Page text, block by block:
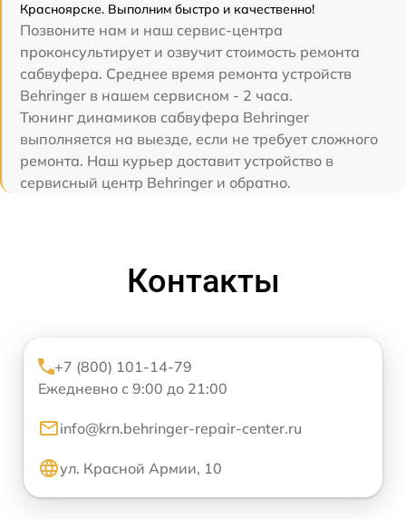
Красноярске. Выполним быстро и качественно!
Позвоните нам и наш сервис-центра
проконсультирует и озвучит стоимость ремонта
сабвуфера. Среднее время ремонта устройств
Behringer в нашем сервисном - 2 часа.
Тюнинг динамиков сабвуфера Behringer
выполняется на выезде, если не требует сложного
ремонта. Наш курьер доставит устройство в
сервисный центр Behringer и обратно.
Контакты
+7 (800) 101-14-79
Ежедневно с 9:00 до 21:00
info@krn.behringer-repair-center.ru
ул. Красной Армии, 10